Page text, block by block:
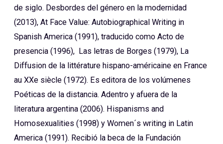
de siglo. Desbordes del género en la modernidad
(2013), At Face Value: Autobiographical Writing in
Spanish America (1991), traducido como Acto de
presencia (1996), Las letras de Borges (1979), La
Diffusion de la littérature hispano-américaine en France
au XXe siècle (1972). Es editora de los volúmenes
Poéticas de la distancia. Adentro y afuera de la
literatura argentina (2006). Hispanisms and
Homosexualities (1998) y Women´s writing in Latin
America (1991). Recibió la beca de la Fundación